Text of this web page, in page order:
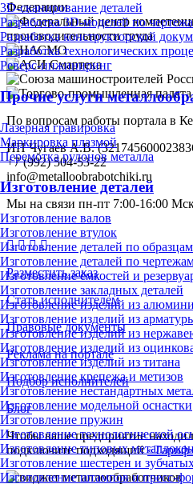
3D-сканирование деталей
Разработка 3D-моделей по
Разработка конструкторской
Разработка технологических
Реверс-инжиниринг
Прочие услуги
Лазерная гравировка
Маркировка плазмой
Перемотка рулонов металла
Изготовление деталей
Изготовление валов
Изготовление втулок
Изготовление деталей по образцам
Изготовление деталей по
Изготовление ёмкостей и
Изготовление закладных деталей
Изготовление изделий из
Изготовление изделий из
Изготовление изделий из
Изготовление изделий из
Изготовление изделий из титана
Изготовление крепежа и метизов
Изготовление нестандартных
Изготовление модельной оснастки
Изготовление пружин
Изготовление технологической
Изготовление типовых
Изготовление шестерен и
Изготовление штампов и пресс-
По вопросам работы портала в
ИП Чугаев А.В.
+7 (992) 504-53-22
info@metalloobrabotchiki.ru
Мы на связи пн-пт 7:00-16:00
Разместить заказ
Стать исполнителем
Правовые документы
Реклама на портале
Подбор исполнителей
Блог
Чтобы ваше предприятие
подключите подходящий